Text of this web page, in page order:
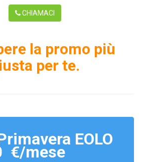
CHIAMACI
la promo più
per te.
EOLO
€/mese